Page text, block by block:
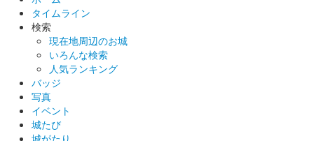
タイムライン
検索
現在地周辺のお城
いろんな検索
人気ランキング
バッジ
写真
イベント
城たび
城がたり